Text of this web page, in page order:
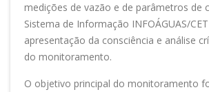
medições de vazão e de parâmetros de
Sistema de Informação INFOÁGUAS/
apresentação da consciência e análise
do monitoramento.
O objetivo principal do monitoramento